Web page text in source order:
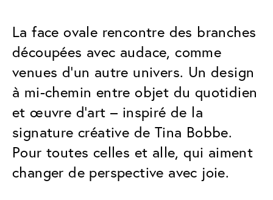
La face ovale rencontre des branches
découpées avec audace, comme
venues d’un autre univers. Un design
à mi-chemin entre objet du quotidien
et œuvre d’art – inspiré de la
signature créative de Tina Bobbe.
Pour toutes celles et alle, qui aiment
changer de perspective avec joie.